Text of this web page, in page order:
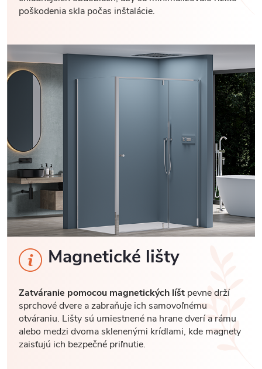
poškodenia skla počas inštalácie.
Magnetické lišty
Zatváranie pomocou magnetických líšt pevne drží
sprchové dvere a zabraňuje ich samovoľnému
otváraniu. Lišty sú umiestnené na hrane dverí a rámu
alebo medzi dvoma sklenenými krídlami, kde magnety
zaisťujú ich bezpečné priľnutie.